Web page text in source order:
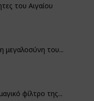
του Αιγαίου
μεγαλοσύνη του...
φίλτρο της...